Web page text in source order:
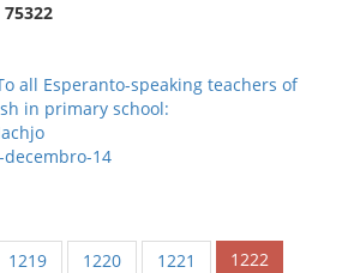
75322
all Esperanto-speaking teachers of
in primary school:
decembro-14
1219 1220 1221
1222